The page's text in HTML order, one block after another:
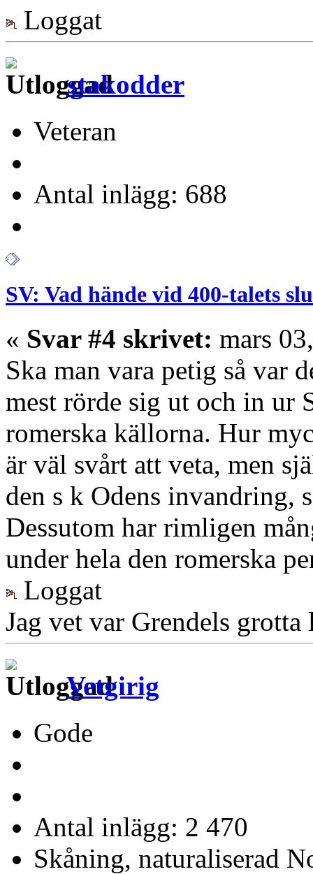
Loggat
stakodder
Veteran
Antal inlägg: 688
SV: Vad hände vid 400-talets
« Svar #4 skrivet: mars
Ska man vara petig så var
mest rörde sig ut och in ur
romerska källorna. Hur
är väl svårt att veta, men
den s k Odens invandring,
Dessutom har rimligen
under hela den romerska
Loggat
Jag vet var Grendels grotta
Vetgirig
Gode
Antal inlägg: 2 470
Skåning, naturaliserad